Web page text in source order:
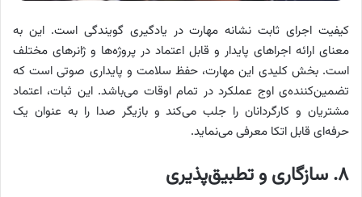
کیفیت اجرای ثابت نشانه‌ مهارت در یادگیری گویندگی است. این به
معنای ارائه اجراهای پایدار و قابل اعتماد در پروژه‌ها و ژانرهای مختلف
است. بخش کلیدی این مهارت، حفظ سلامت و پایداری صوتی است که
تضمین‌کننده‌ی اوج عملکرد در تمام اوقات می‌باشد. این ثبات، اعتماد
مشتریان و کارگردانان را جلب می‌کند و بازیگر صدا را به عنوان یک
حرفه‌ای قابل اتکا معرفی می‌نماید.
۸. سازگاری و تطبیق‌پذیری